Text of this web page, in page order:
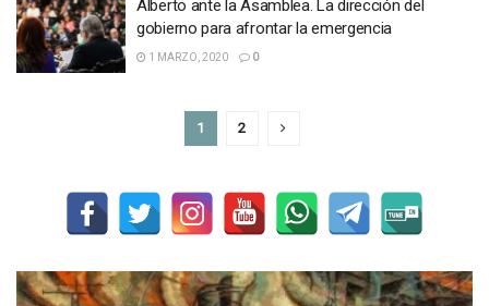
Alberto ante la Asamblea. La dirección del
gobierno para afrontar la emergencia
1 MARZO, 2020 0
1 2